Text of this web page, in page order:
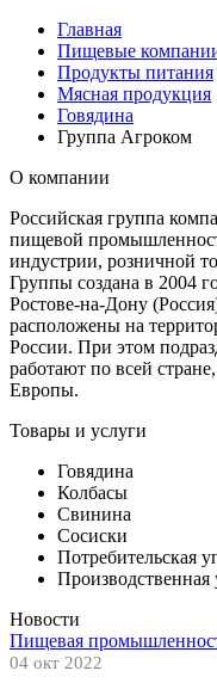
Главная
Пищевые
Продукты питания
Мясная продукция
Говядина
Группа Агроком
О компании
Российская группа
пищевой
индустрии, розничной
Группы создана в 2004
Ростове-на-Дону
расположены на
России. При этом
работают по всей
Европы.
Товары и услуги
Говядина
Колбасы
Свинина
Сосиски
Потребительская
Производственная
Новости
Пищевая
04 окт 2022